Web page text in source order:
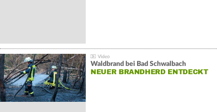
Waldbrand bei Bad Schwalbach
NEUER BRANDHERD ENTDECKT